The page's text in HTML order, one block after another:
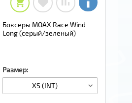
Боксеры MOAX Race Wind
Long (серый/зеленый)
Размер:
XS (INT)